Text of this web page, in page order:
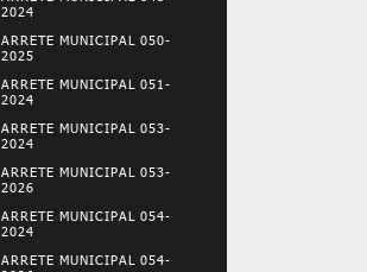
2024
ARRETE MUNICIPAL 050-
2025
ARRETE MUNICIPAL 051-
2024
ARRETE MUNICIPAL 053-
2024
ARRETE MUNICIPAL 053-
2026
ARRETE MUNICIPAL 054-
2024
ARRETE MUNICIPAL 054-